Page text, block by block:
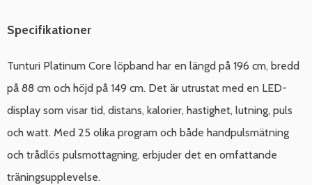
Specifikationer
Tunturi Platinum Core löpband har en längd på 196 cm, bredd
på 88 cm och höjd på 149 cm. Det är utrustat med en LED-
display som visar tid, distans, kalorier, hastighet, lutning, puls
och watt. Med 25 olika program och både handpulsmätning
och trådlös pulsmottagning, erbjuder det en omfattande
träningsupplevelse.